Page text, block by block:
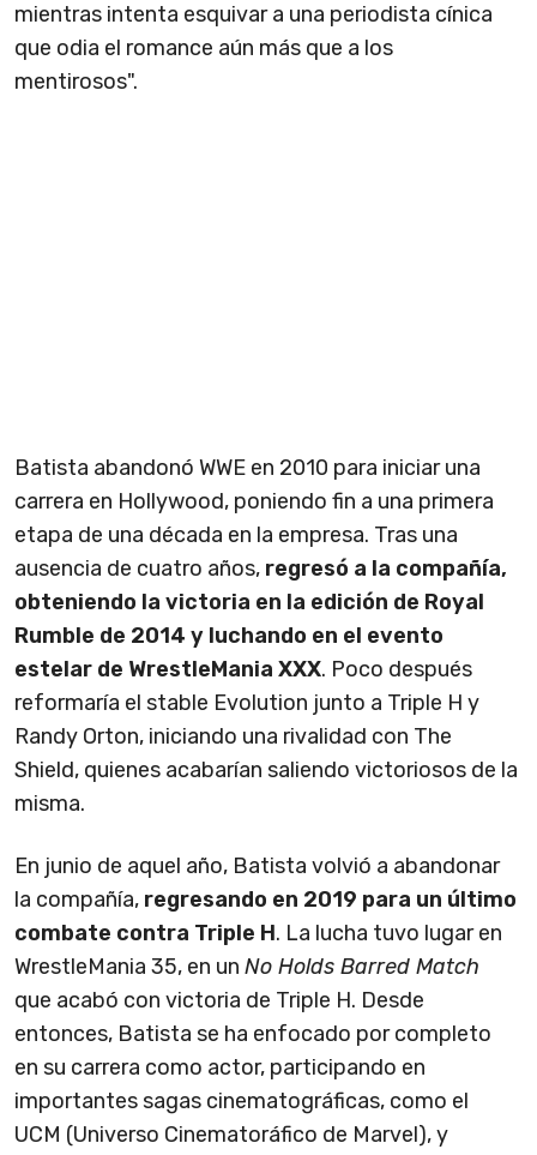
mientras intenta esquivar a una periodista cínica
que odia el romance aún más que a los
mentirosos".
Batista abandonó WWE en 2010 para iniciar una
carrera en Hollywood, poniendo fin a una primera
etapa de una década en la empresa. Tras una
ausencia de cuatro años, regresó a la compañía,
obteniendo la victoria en la edición de Royal
Rumble de 2014 y luchando en el evento
estelar de WrestleMania XXX. Poco después
reformaría el stable Evolution junto a Triple H y
Randy Orton, iniciando una rivalidad con The
Shield, quienes acabarían saliendo victoriosos de la
misma.
En junio de aquel año, Batista volvió a abandonar
la compañía, regresando en 2019 para un último
combate contra Triple H. La lucha tuvo lugar en
WrestleMania 35, en un No Holds Barred Match
que acabó con victoria de Triple H. Desde
entonces, Batista se ha enfocado por completo
en su carrera como actor, participando en
importantes sagas cinematográficas, como el
UCM (Universo Cinematoráfico de Marvel), y